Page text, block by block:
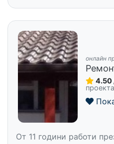
онлайн
4.50
проекта
От 11 години работи